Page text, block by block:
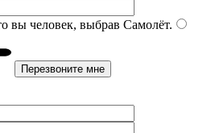
вы человек, выбрав Самолёт.